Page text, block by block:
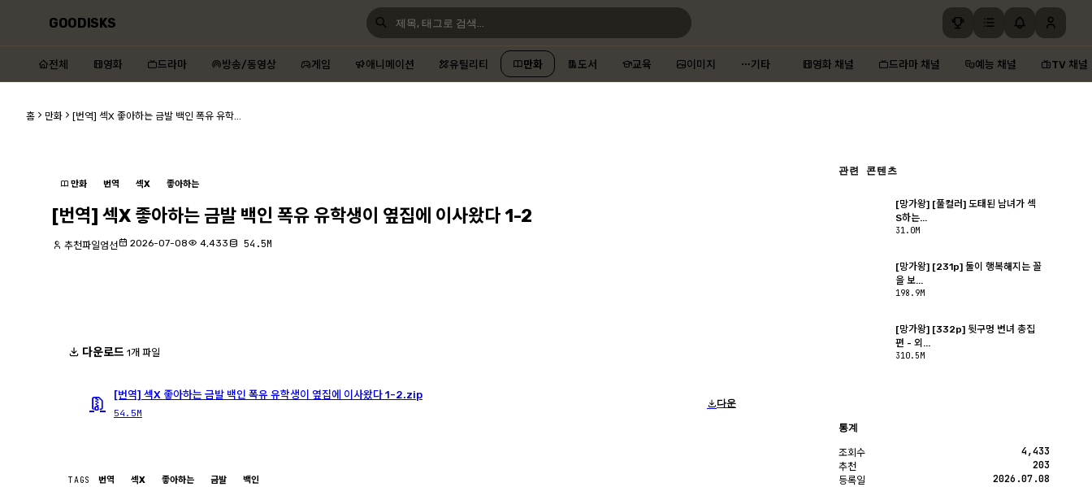
GOODISKS
전체 영화 드라마 방송/동영상 게임 애니메이션 유틸리티 만화 도서 교육 이미지 기타 영화 채널 드라마 채널 예능 채널 TV 채널
홈 만화 [번역] 섹X 좋아하는 금발 백인 폭유 유학...
만화 번역 섹X 좋아하는
[번역] 섹X 좋아하는 금발 백인 폭유 유학생이 옆집에 이사왔다 1-2
추천파일엄선 2026-07-08 4,433 54.5M
다운로드 1개 파일
[번역] 섹X 좋아하는 금발 백인 폭유 유학생이 옆집에 이사왔다 1-2.zip
54.5M
다운
TAGS 번역 섹X 좋아하는 금발 백인
관련 콘텐츠
[망가왕] [풀컬러] 도태된 남녀가 섹
S하는...
31.0M
[망가왕] [231p] 둘이 행복해지는 꼴
을 보...
198.9M
[망가왕] [332p] 뒷구멍 변녀 총집
편 - 외...
310.5M
통계
조회수 4,433
추천 203
등록일 2026.07.08